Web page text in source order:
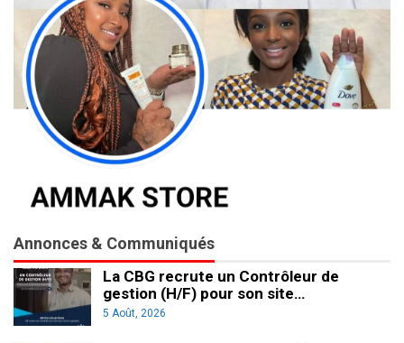
Annonces & Communiqués
La CBG recrute un Contrôleur de
gestion (H/F) pour son site…
5 Août, 2026